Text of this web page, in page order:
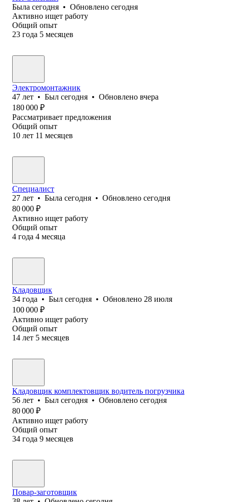
Была сегодня • Обновлено сегодня
Активно ищет работу
Общий опыт
23 года 5 месяцев
Электромонтажник
47 лет • Был сегодня • Обновлено вчера
180 000 ₽
Рассматривает предложения
Общий опыт
10 лет 11 месяцев
Специалист
27 лет • Была сегодня • Обновлено сегодня
80 000 ₽
Активно ищет работу
Общий опыт
4 года 4 месяца
Кладовщик
34 года • Был сегодня • Обновлено 28 июля
100 000 ₽
Активно ищет работу
Общий опыт
14 лет 5 месяцев
Кладовщик комплектовщик водитель погрузчика
56 лет • Был сегодня • Обновлено сегодня
80 000 ₽
Активно ищет работу
Общий опыт
34 года 9 месяцев
Повар-заготовщик